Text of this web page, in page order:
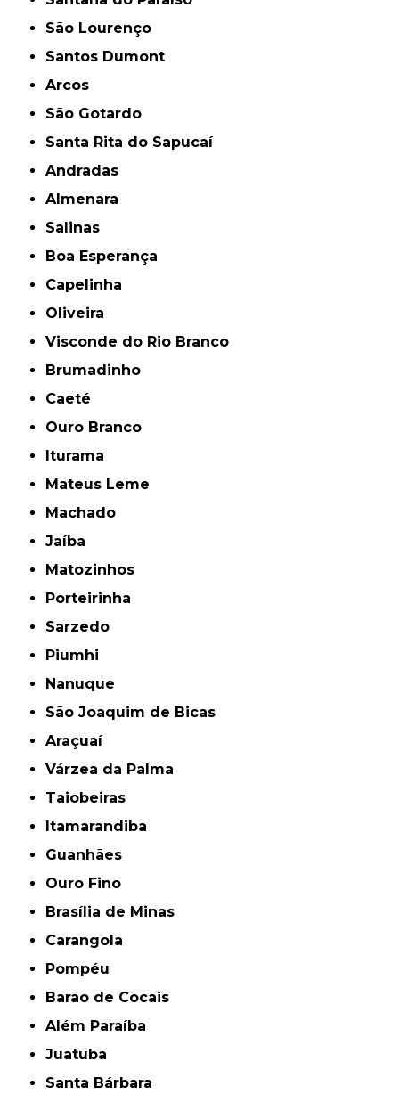
São Lourenço
Santos Dumont
Arcos
São Gotardo
Santa Rita do Sapucaí
Andradas
Almenara
Salinas
Boa Esperança
Capelinha
Oliveira
Visconde do Rio Branco
Brumadinho
Caeté
Ouro Branco
Iturama
Mateus Leme
Machado
Jaíba
Matozinhos
Porteirinha
Sarzedo
Piumhi
Nanuque
São Joaquim de Bicas
Araçuaí
Várzea da Palma
Taiobeiras
Itamarandiba
Guanhães
Ouro Fino
Brasília de Minas
Carangola
Pompéu
Barão de Cocais
Além Paraíba
Juatuba
Santa Bárbara